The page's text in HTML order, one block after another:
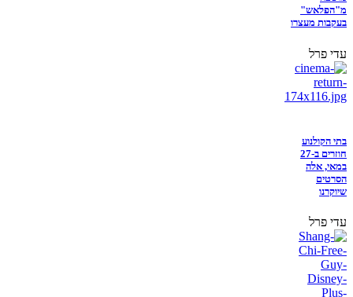
מ"הפלאש"
בעקבות מעצרו
עדי פרל
בתי הקולנוע
חוזרים ב-27
במאי, אלה
הסרטים
שיוקרנו
עדי פרל